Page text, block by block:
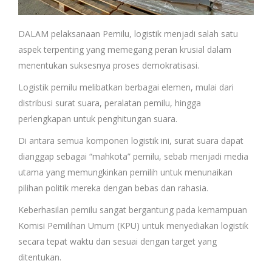
DALAM pelaksanaan Pemilu, logistik menjadi salah satu
aspek terpenting yang memegang peran krusial dalam
menentukan suksesnya proses demokratisasi.
Logistik pemilu melibatkan berbagai elemen, mulai dari
distribusi surat suara, peralatan pemilu, hingga
perlengkapan untuk penghitungan suara.
Di antara semua komponen logistik ini, surat suara dapat
dianggap sebagai “mahkota” pemilu, sebab menjadi media
utama yang memungkinkan pemilih untuk menunaikan
pilihan politik mereka dengan bebas dan rahasia.
Keberhasilan pemilu sangat bergantung pada kemampuan
Komisi Pemilihan Umum (KPU) untuk menyediakan logistik
secara tepat waktu dan sesuai dengan target yang
ditentukan.